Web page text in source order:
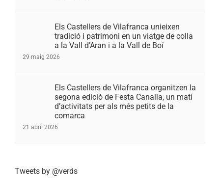
Els Castellers de Vilafranca unieixen
tradició i patrimoni en un viatge de colla
a la Vall d’Aran i a la Vall de Boí
29 maig 2026
Els Castellers de Vilafranca organitzen la
segona edició de Festa Canalla, un matí
d’activitats per als més petits de la
comarca
21 abril 2026
Tweets by @verds